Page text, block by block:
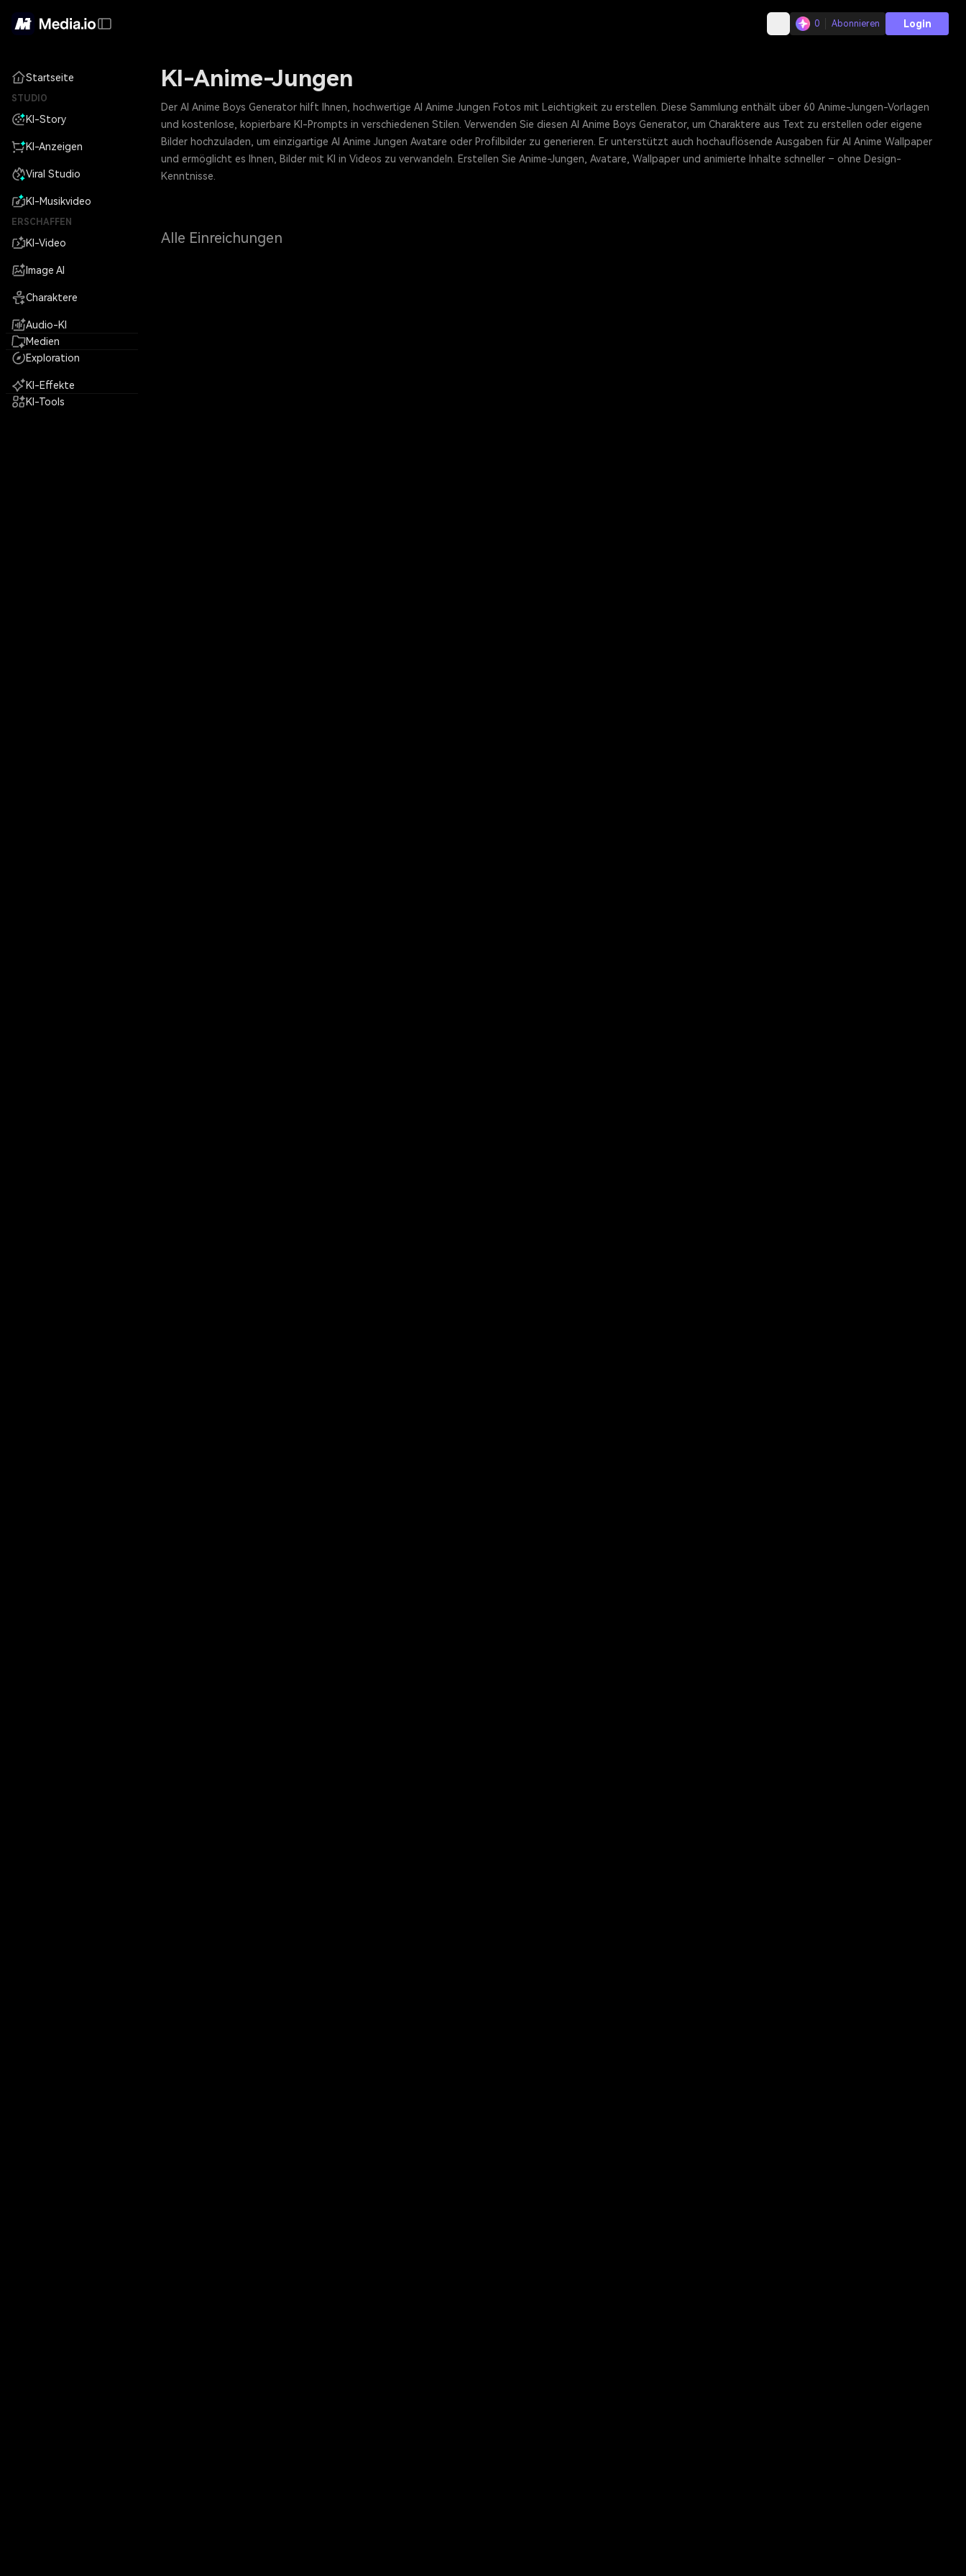
0 Abonnieren Login
Startseite
STUDIO
KI-Story
KI-Anzeigen
Viral Studio
KI-Musikvideo
ERSCHAFFEN
KI-Video
Image AI
Charaktere
Audio-KI
Medien
Exploration
KI-Effekte
KI-Tools
KI-Anime-Jungen
Der AI Anime Boys Generator hilft Ihnen, hochwertige AI Anime Jungen Fotos mit Leichtigkeit zu erstellen. Diese Sammlung enthält über 60 Anime-Jungen-Vorlagen
und kostenlose, kopierbare KI-Prompts in verschiedenen Stilen. Verwenden Sie diesen AI Anime Boys Generator, um Charaktere aus Text zu erstellen oder eigene
Bilder hochzuladen, um einzigartige AI Anime Jungen Avatare oder Profilbilder zu generieren. Er unterstützt auch hochauflösende Ausgaben für AI Anime Wallpaper
und ermöglicht es Ihnen, Bilder mit KI in Videos zu verwandeln. Erstellen Sie Anime-Jungen, Avatare, Wallpaper und animierte Inhalte schneller – ohne Design-
Kenntnisse.
Alle Einreichungen